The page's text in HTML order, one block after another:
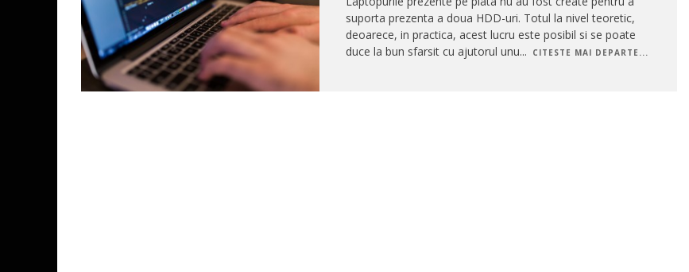
suporta prezenta a doua HDD-uri. Totul la nivel teoretic,
deoarece, in practica, acest lucru este posibil si se poate
duce la bun sfarsit cu ajutorul unu... CITESTE MAI DEPARTE...